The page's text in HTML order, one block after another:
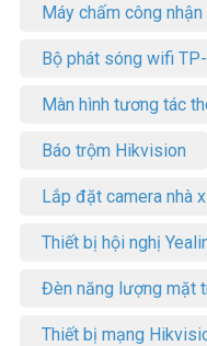
Máy chấm công
Bộ phát sóng wifi
Màn hình tương tác
Báo trộm Hikvision
Lắp đặt camera nhà
Thiết bị hội nghị
Đèn năng lượng mặt
Thiết bị mạng